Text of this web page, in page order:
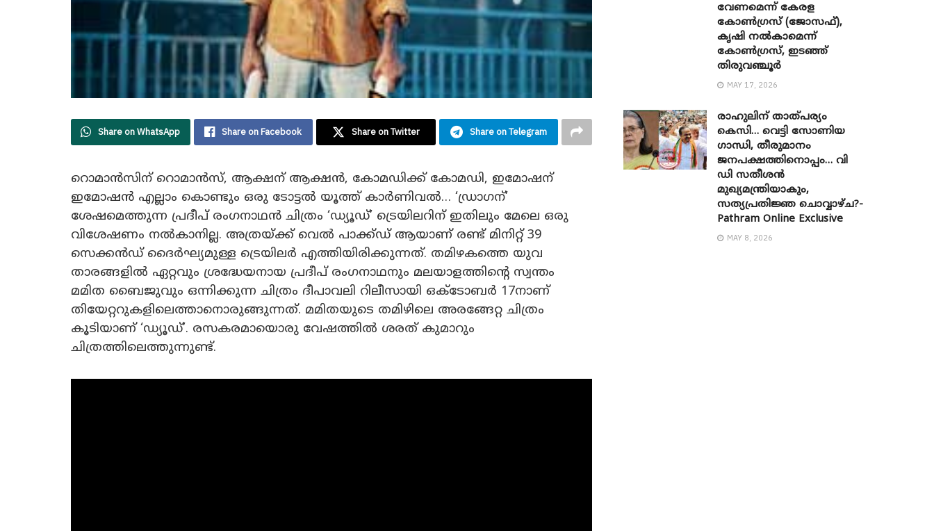
Share on WhatsApp Share on Facebook Share on Twitter Share on Telegram
റൊമാൻസിന് റൊമാൻസ്, ആക്ഷന് ആക്ഷൻ, കോമഡിക്ക് കോമഡി, ഇമോഷന്
ഇമോഷൻ എല്ലാം കൊണ്ടും ഒരു ടോട്ടൽ യൂത്ത് കാർണിവൽ… ‘ഡ്രാഗന്’
ശേഷമെത്തുന്ന പ്രദീപ് രംഗനാഥൻ ചിത്രം ‘ഡ്യൂഡ്’ ട്രെയിലറിന് ഇതിലും മേലെ ഒരു
വിശേഷണം നൽകാനില്ല. അത്രയ്ക്ക് വെൽ പാക്ക്ഡ് ആയാണ് രണ്ട് മിനിറ്റ് 39
സെക്കൻഡ് ദൈർഘ്യമുള്ള ട്രെയിലർ എത്തിയിരിക്കുന്നത്. തമിഴകത്തെ യുവ
താരങ്ങളിൽ ഏറ്റവും ശ്രദ്ധേയനായ പ്രദീപ് രംഗനാഥനും മലയാളത്തിന്‍റെ സ്വന്തം
മമിത ബൈജുവും ഒന്നിക്കുന്ന ചിത്രം ദീപാവലി റിലീസായി ഒക്ടോബർ 17നാണ്
തിയേറ്ററുകളിലെത്താനൊരുങ്ങുന്നത്. മമിതയുടെ തമിഴിലെ അരങ്ങേറ്റ ചിത്രം
കൂടിയാണ് ‘ഡ്യൂഡ്’. രസകരമായൊരു വേഷത്തിൽ ശരത് കുമാറും
ചിത്രത്തിലെത്തുന്നുണ്ട്.
വേണമെന്ന് കേരള
കോൺഗ്രസ് (ജോസഫ്),
കൃഷി നൽകാമെന്ന്
കോൺഗ്രസ്, ഇടഞ്ഞ്
തിരുവഞ്ചൂർ
MAY 17, 2026
രാഹുലിന് താത്പര്യം
കെസി… വെട്ടി സോണിയ ​
ഗാന്ധി, തീരുമാനം
ജനപക്ഷത്തിനൊപ്പം… വി
ഡി സതീശൻ
മുഖ്യമന്ത്രിയാകും,
സത്യപ്രതിജ്ഞ ചൊവ്വാഴ്ച?-
Pathram Online Exclusive
MAY 8, 2026